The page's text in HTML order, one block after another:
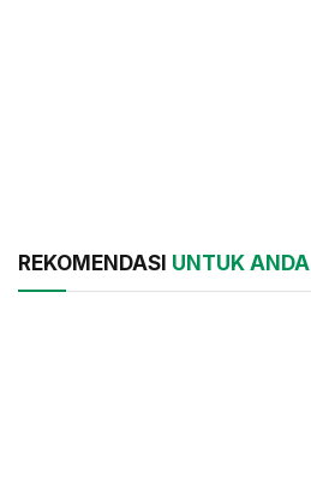
REKOMENDASI UNTUK ANDA